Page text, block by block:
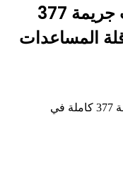
يحدث غزة.. إسرائيل ترتكب جريمة 377